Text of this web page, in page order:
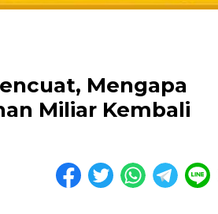
Mengapa
Miliar Kembali